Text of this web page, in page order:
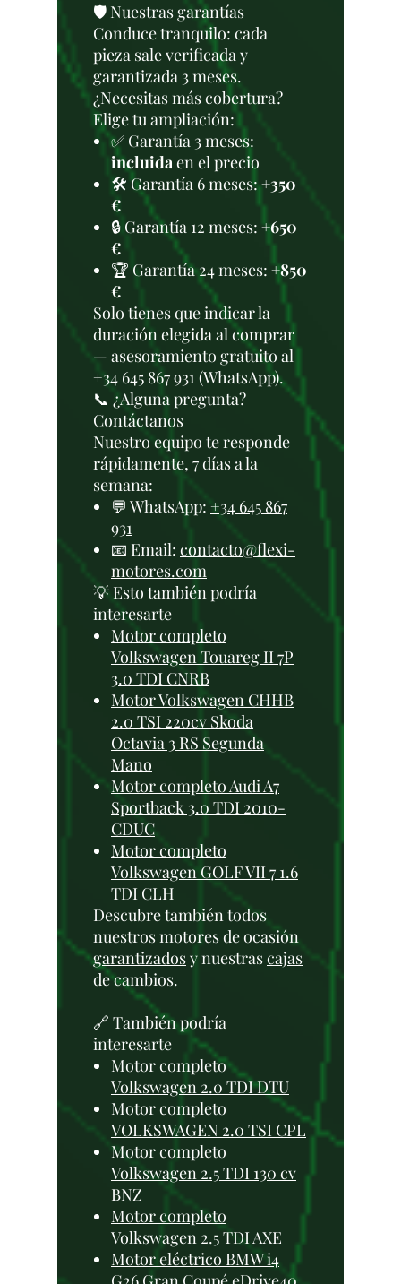
🛡️ Nuestras garantías
Conduce tranquilo: cada
pieza sale verificada y
garantizada 3 meses.
¿Necesitas más cobertura?
Elige tu ampliación:
✅ Garantía 3 meses:
incluidaen el precio
🛠️ Garantía 6 meses:+350
€
🔒 Garantía 12 meses: +650
€
🏆 Garantía 24 meses: +850
€
Solo tienes que indicar la
duración elegida al comprar
— asesoramiento gratuito al
+34 645 867 931 (WhatsApp).
📞 ¿Alguna pregunta?
Contáctanos
Nuestro equipo te responde
rápidamente, 7 días a la
semana:
💬 WhatsApp: +34 645 867
931
📧 Email: contacto@flexi-
motores.com
💡 Esto también podría
interesarte
Motor completo
Volkswagen Touareg II 7P
3.0 TDI CNRB
Motor Volkswagen CHHB
2.0 TSI 220cv Skoda
Octavia 3 RS Segunda
Mano
Motor completo Audi A7
Sportback 3.0 TDI 2010-
CDUC
Motor completo
Volkswagen GOLF VII 7 1.6
TDI CLH
Descubre también todos
nuestrosmotores de ocasión
garantizadosy nuestrascajas
de cambios.
🔗 También podría
interesarte
Motor completo
Volkswagen 2.0 TDI DTU
Motor completo
VOLKSWAGEN 2.0 TSI CPL
Motor completo
Volkswagen 2.5 TDI 130 cv
BNZ
Motor completo
Volkswagen 2.5 TDI AXE
Motor eléctrico BMW i4